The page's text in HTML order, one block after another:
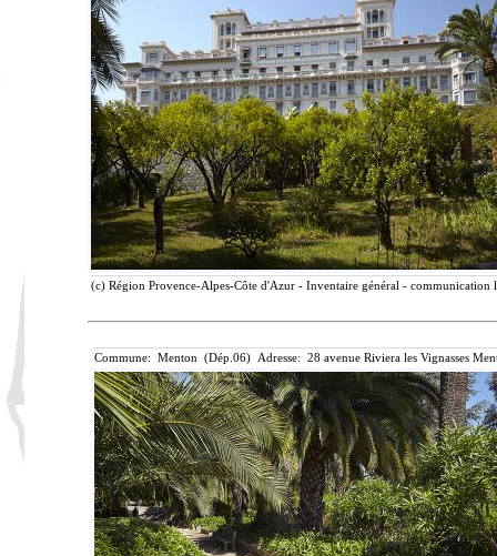
(c) Région Provence-Alpes-Côte d'Azur - Inventaire général -
Commune: Menton (Dép.06) Adresse: 28 avenue Riviera les Vignasses